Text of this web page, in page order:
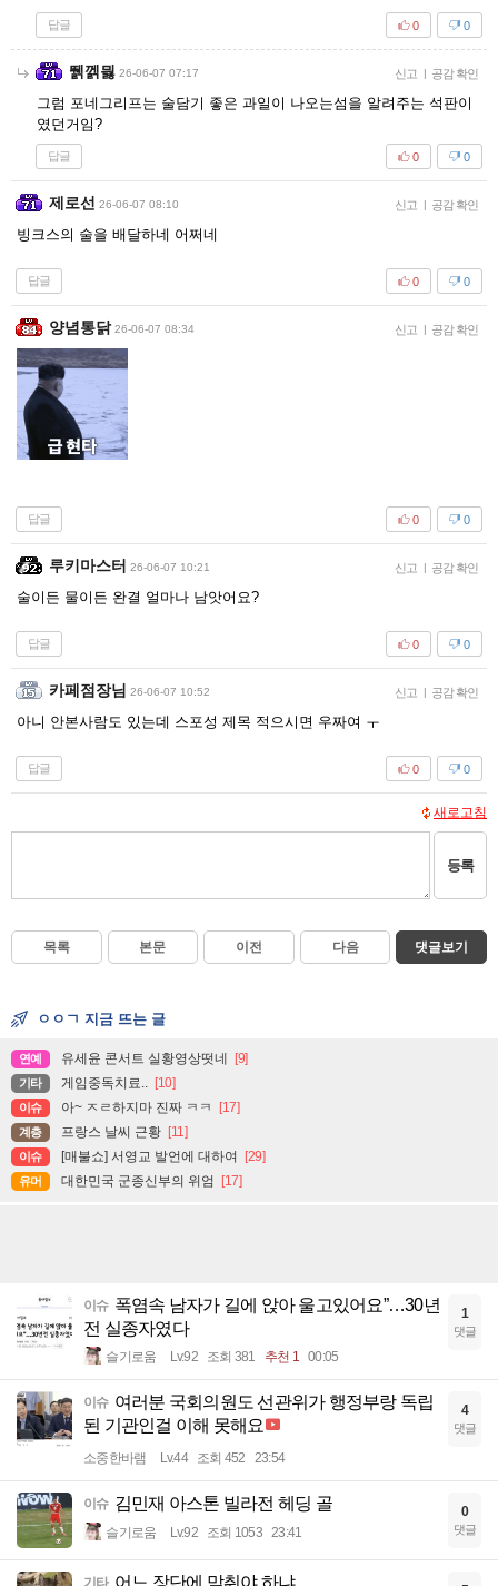
답글 0
0
뛝껡믫 26-06-07 07:17 신고 | 공감 확인
그럼 포네그리프는 술담기 좋은 과일이 나오는섬을 알려주는 석판이
였던거임?
답글 0
0
제로선 26-06-07 08:10 신고 | 공감 확인
빙크스의 술을 배달하네 어쩌네
답글 0
0
양념통닭 26-06-07 08:34 신고 | 공감 확인
답글 0
0
루키마스터 26-06-07 10:21 신고 | 공감 확인
술이든 물이든 완결 얼마나 남앗어요?
답글 0
0
카페점장님 26-06-07 10:52 신고 | 공감 확인
아니 안본사람도 있는데 스포성 제목 적으시면 우짜여 ㅜ
답글 0
0
새로고침
등록
목록 본문 이전 다음 댓글보기
ㅇㅇㄱ 지금 뜨는 글
연예 유세윤 콘서트 실황영상떳네 [9]
기타 게임중독치료.. [10]
이슈 아~ ㅈㄹ하지마 진짜 ㅋㅋ [17]
계층 프랑스 날씨 근황 [11]
이슈 [매불쇼] 서영교 발언에 대하여 [29]
유머 대한민국 군종신부의 위엄 [17]
이슈 폭염속 남자가 길에 앉아 울고있어요”…30년
전 실종자였다
슬기로움 Lv.92 조회 381 추천 1 00:05
1
댓글
이슈 여러분 국회의원도 선관위가 행정부랑 독립
된 기관인걸 이해 못해요
소중한바램 Lv.44 조회 452 23:54
4
댓글
이슈 김민재 아스톤 빌라전 헤딩 골
슬기로움 Lv.92 조회 1053 23:41
0
댓글
기타